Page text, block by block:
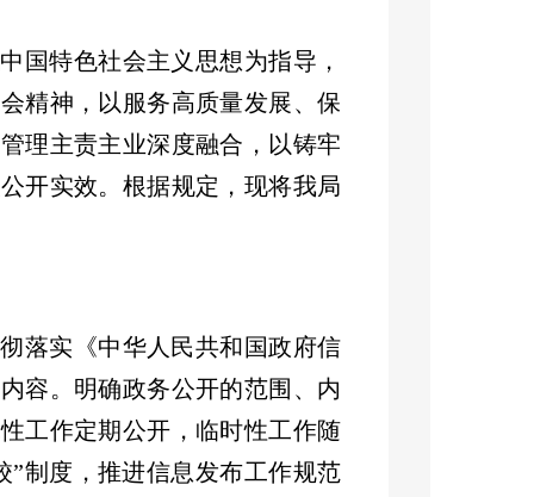
国特色社会主义思想为指导，
精神，以服务高质量发展、保
理主责主业深度融合 ， 以铸牢
开实效。 根据规定，现将我局
落实《中华人民共和国政府信
容。明确政务公开的范围、内
工作定期公开，临时性工作随
”制度，推进信息发布工作规范